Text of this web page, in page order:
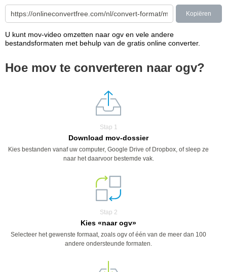
Kopiëren
U kunt mov-video omzetten naar ogv en vele andere
bestandsformaten met behulp van de gratis online converter.
Hoe mov te converteren naar ogv?
Stap 1
Download mov-dossier
Kies bestanden vanaf uw computer, Google Drive of Dropbox, of sleep ze
naar het daarvoor bestemde vak.
Stap 2
Kies «naar ogv»
Selecteer het gewenste formaat, zoals ogv of één van de meer dan 100
andere ondersteunde formaten.